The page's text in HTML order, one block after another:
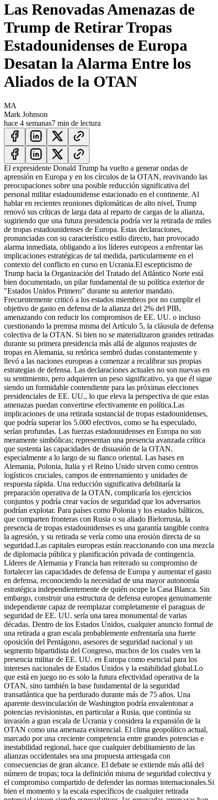
Las Renovadas Amenazas de
Trump de Retirar Tropas
Estadounidenses de Europa
Desatan la Alarma Entre los
Aliados de la OTAN
MA
Mark Johnson
hace 4 semanas7 min de lectura
El expresidente Donald Trump ha vuelto a generar ondas de
aprensión en Europa y en los círculos de la OTAN, reavivando las
preocupaciones sobre una posible reducción significativa del
personal militar estadounidense estacionado en el continente. Al
hablar en recientes reuniones diplomáticas de alto nivel, Trump
renovó sus críticas de larga data al reparto de cargas de la alianza,
sugiriendo que una futura presidencia podría ver la retirada de miles
de tropas estadounidenses de Europa. Estas declaraciones,
pronunciadas con su característico estilo directo, han provocado
alarma inmediata, obligando a los líderes europeos a enfrentar las
implicaciones estratégicas de tal medida, particularmente en el
contexto del conflicto en curso en Ucrania.El escepticismo de
Trump hacia la Organización del Tratado del Atlántico Norte está
bien documentado, un pilar fundamental de su política exterior de
"Estados Unidos Primero" durante su anterior mandato.
Frecuentemente criticó a los estados miembros por no cumplir el
objetivo de gasto en defensa de la alianza del 2% del PIB,
amenazando con reducir los compromisos de EE. UU. o incluso
cuestionando la premisa misma del Artículo 5, la cláusula de defensa
colectiva de la OTAN. Si bien no se materializaron grandes retiradas
durante su primera presidencia más allá de algunos reajustes de
tropas en Alemania, su retórica sembró dudas constantemente y
llevó a las naciones europeas a comenzar a recalibrar sus propias
estrategias de defensa. Las declaraciones actuales no son nuevas en
su sentimiento, pero adquieren un peso significativo, ya que él sigue
siendo un formidable contendiente para las próximas elecciones
presidenciales de EE. UU., lo que eleva la perspectiva de que estas
amenazas puedan convertirse efectivamente en política.Las
implicaciones de una retirada sustancial de tropas estadounidenses,
que podría superar los 5.000 efectivos, como se ha especulado,
serían profundas. Las fuerzas estadounidenses en Europa no son
meramente simbólicas; representan una presencia avanzada crítica
que sustenta las capacidades de disuasión de la OTAN,
especialmente a lo largo de su flanco oriental. Las bases en
Alemania, Polonia, Italia y el Reino Unido sirven como centros
logísticos cruciales, campos de entrenamiento y unidades de
respuesta rápida. Una reducción significativa debilitaría la
preparación operativa de la OTAN, complicaría los ejercicios
conjuntos y podría crear vacíos de seguridad que los adversarios
podrían explotar. Para países como Polonia y los estados bálticos,
que comparten fronteras con Rusia o su aliado Bielorrusia, la
presencia de tropas estadounidenses es una garantía tangible contra
la agresión, y su retirada se vería como una erosión directa de su
seguridad.Las capitales europeas están reaccionando con una mezcla
de diplomacia pública y planificación privada de contingencia.
Líderes de Alemania y Francia han reiterado su compromiso de
fortalecer las capacidades de defensa de Europa y aumentar el gasto
en defensa, reconociendo la necesidad de una mayor autonomía
estratégica independientemente de quién ocupe la Casa Blanca. Sin
embargo, construir una estructura de defensa europea genuinamente
independiente capaz de reemplazar completamente el paraguas de
seguridad de EE. UU. sería una tarea monumental de varias
décadas. Dentro de los Estados Unidos, cualquier anuncio formal de
una retirada a gran escala probablemente enfrentaría una fuerte
oposición del Pentágono, asesores de seguridad nacional y un
segmento bipartidista del Congreso, muchos de los cuales ven la
presencia militar de EE. UU. en Europa como esencial para los
intereses nacionales de Estados Unidos y la estabilidad global.Lo
que está en juego no es solo la futura efectividad operativa de la
OTAN, sino también la base fundamental de la seguridad
transatlántica que ha perdurado durante más de 75 años. Una
aparente desvinculación de Washington podría envalentonar a
potencias revisionistas, en particular a Rusia, que continúa su
invasión a gran escala de Ucrania y considera la expansión de la
OTAN como una amenaza existencial. El clima geopolítico actual,
marcado por una creciente competencia entre grandes potencias e
inestabilidad regional, hace que cualquier debilitamiento de las
alianzas occidentales sea una propuesta arriesgada con
consecuencias de gran alcance. El debate se extiende más allá del
número de tropas; toca la definición misma de seguridad colectiva y
el compromiso compartido de defender las normas internacionales.Si
bien el momento y la escala específicos de cualquier retirada